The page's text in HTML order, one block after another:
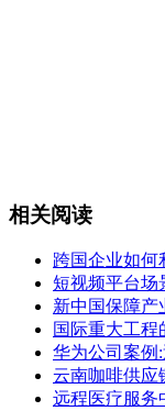
相关阅读
跨国企业如何
短视频平台场
新中国保障产
国际重大工程
华为公司案例
云南咖啡供应
远程医疗服务